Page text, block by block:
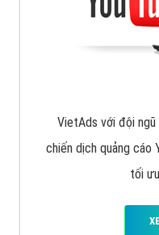
Công ty SEO
VietAds với đội ngũ